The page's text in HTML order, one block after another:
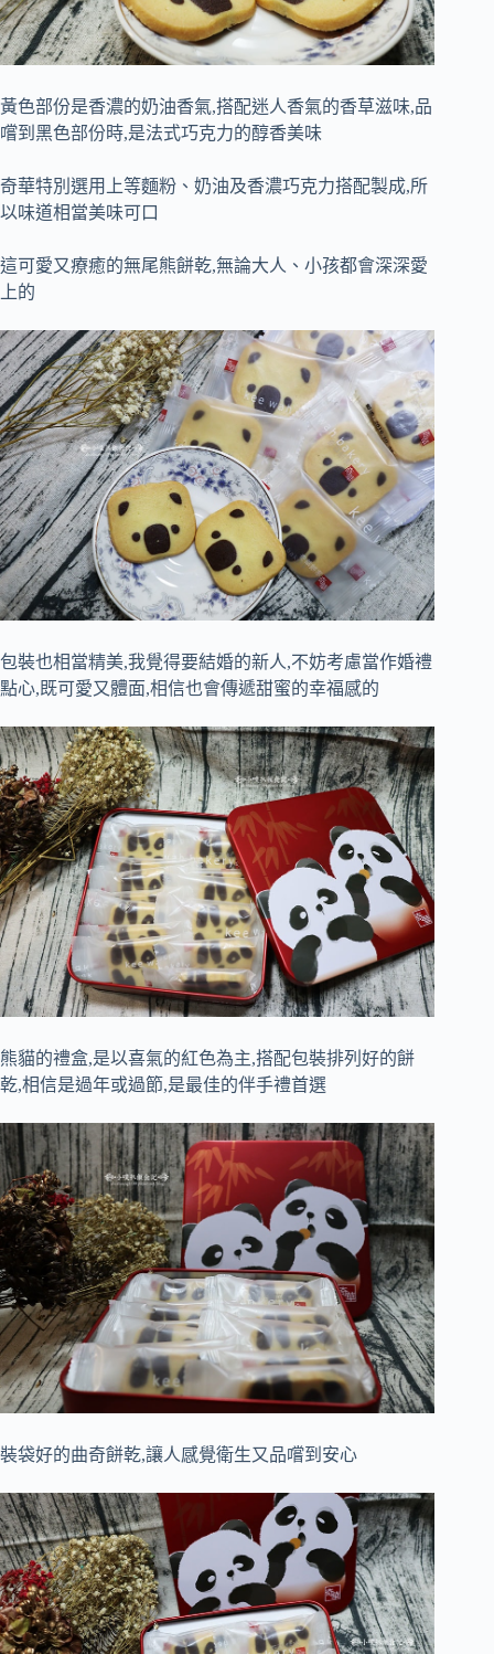
黃色部份是香濃的奶油香氣,搭配迷人香氣的香草滋味,品
嚐到黑色部份時,是法式巧克力的醇香美味
奇華特別選用上等麵粉、奶油及香濃巧克力搭配製成,所
以味道相當美味可口
這可愛又療癒的無尾熊餅乾,無論大人、小孩都會深深愛
上的
包裝也相當精美,我覺得要結婚的新人,不妨考慮當作婚禮
點心,既可愛又體面,相信也會傳遞甜蜜的幸福感的
熊貓的禮盒,是以喜氣的紅色為主,搭配包裝排列好的餅
乾,相信是過年或過節,是最佳的伴手禮首選
裝袋好的曲奇餅乾,讓人感覺衛生又品嚐到安心